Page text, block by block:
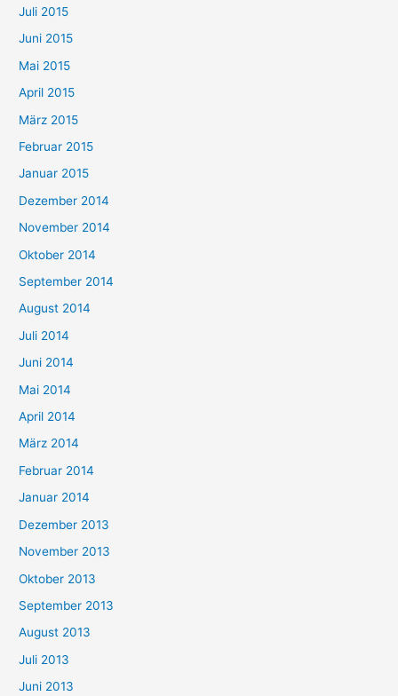
Juli 2015
Juni 2015
Mai 2015
April 2015
März 2015
Februar 2015
Januar 2015
Dezember 2014
November 2014
Oktober 2014
September 2014
August 2014
Juli 2014
Juni 2014
Mai 2014
April 2014
März 2014
Februar 2014
Januar 2014
Dezember 2013
November 2013
Oktober 2013
September 2013
August 2013
Juli 2013
Juni 2013